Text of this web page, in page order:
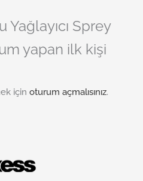
Yağlayıcı Sprey
yapan ilk kişi
için oturum açmalısınız.